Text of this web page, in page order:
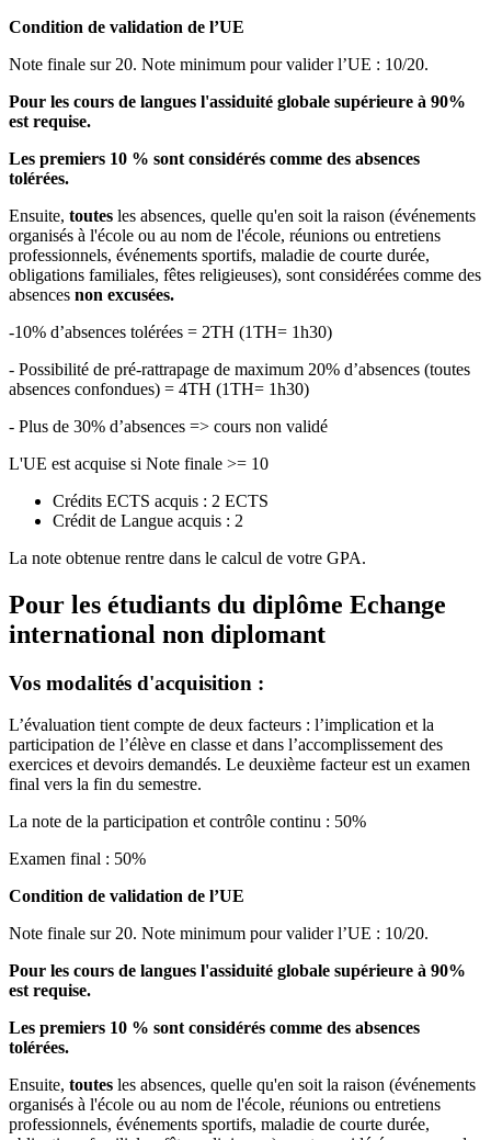
Condition de validation de l’UE
Note finale sur 20. Note minimum pour valider l’UE : 10/20.
Pour les cours de langues l'assiduité globale supérieure à 90%
est requise.
Les premiers 10 % sont considérés comme des absences
tolérées.
Ensuite, toutes les absences, quelle qu'en soit la raison (événements
organisés à l'école ou au nom de l'école, réunions ou entretiens
professionnels, événements sportifs, maladie de courte durée,
obligations familiales, fêtes religieuses), sont considérées comme des
absences non excusées.
-10% d’absences tolérées = 2TH (1TH= 1h30)
- Possibilité de pré-rattrapage de maximum 20% d’absences (toutes
absences confondues) = 4TH (1TH= 1h30)
- Plus de 30% d’absences => cours non validé
L'UE est acquise si Note finale >= 10
Crédits ECTS acquis : 2 ECTS
Crédit de Langue acquis : 2
La note obtenue rentre dans le calcul de votre GPA.
Pour les étudiants du diplôme Echange
international non diplomant
Vos modalités d'acquisition :
L’évaluation tient compte de deux facteurs : l’implication et la
participation de l’élève en classe et dans l’accomplissement des
exercices et devoirs demandés. Le deuxième facteur est un examen
final vers la fin du semestre.
La note de la participation et contrôle continu : 50%
Examen final : 50%
Condition de validation de l’UE
Note finale sur 20. Note minimum pour valider l’UE : 10/20.
Pour les cours de langues l'assiduité globale supérieure à 90%
est requise.
Les premiers 10 % sont considérés comme des absences
tolérées.
Ensuite, toutes les absences, quelle qu'en soit la raison (événements
organisés à l'école ou au nom de l'école, réunions ou entretiens
professionnels, événements sportifs, maladie de courte durée,